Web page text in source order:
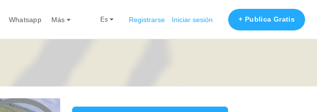
Whatsapp Más es Registrarse Iniciar sesión + Publica Gratis